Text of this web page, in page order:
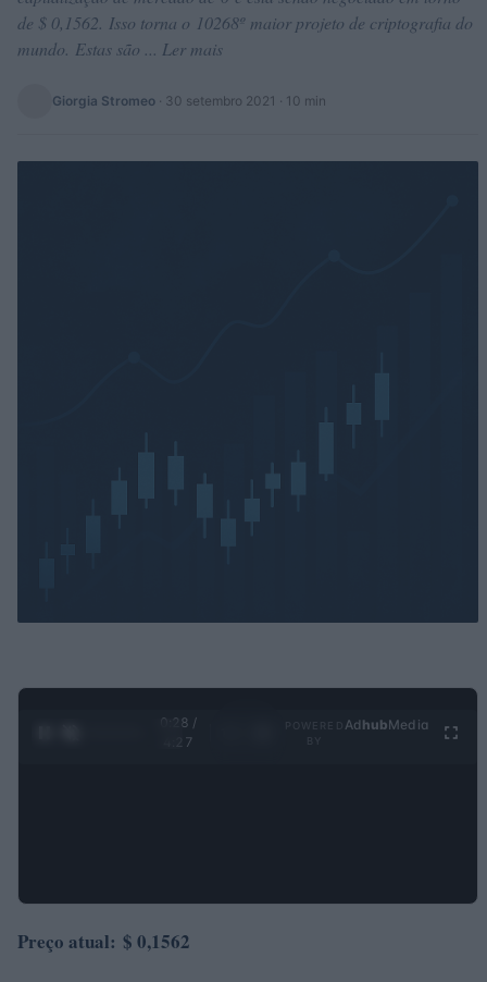
de $ 0,1562. Isso torna o 10268º maior projeto de criptografia do
mundo. Estas são ... Ler mais
Giorgia Stromeo · 30 setembro 2021 · 10 min
0:30 /
4:27
Ad hubMedia
Preço atual: $ 0,1562